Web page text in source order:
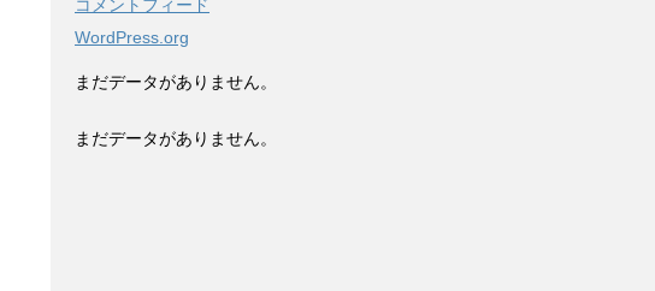
コメントフィード
WordPress.org
まだデータがありません。
まだデータがありません。